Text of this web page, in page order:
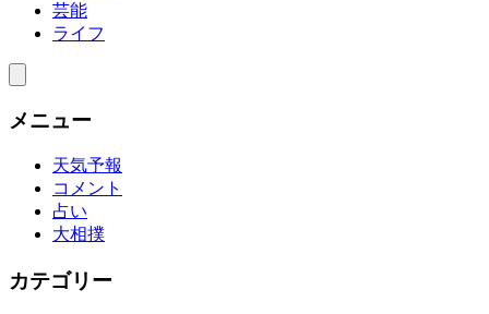
芸能
ライフ
メニュー
天気予報
コメント
占い
大相撲
カテゴリー